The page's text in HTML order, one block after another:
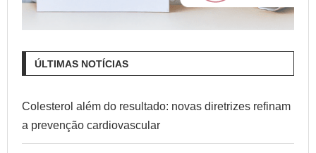
ÚLTIMAS NOTÍCIAS
Colesterol além do resultado: novas diretrizes refinam
a prevenção cardiovascular